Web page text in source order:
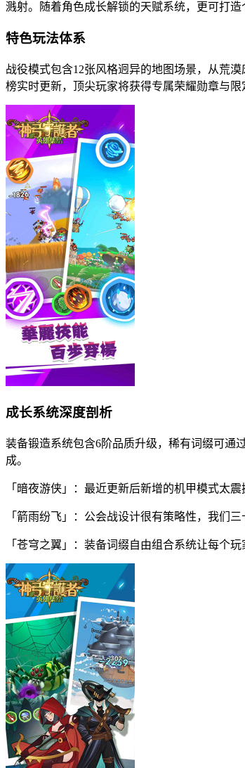
溅射。随着角色成长解锁的天赋系统，更可打造
特色玩法体系
战役模式包含12张风格迥异的地图场景，从荒
榜实时更新，顶尖玩家将获得专属荣耀勋章与限
成长系统深度剖析
装备锻造系统包含6阶品质升级，稀有词缀可通
成。
「暗夜游侠」：最近更新后新增的机甲模式太
「箭雨纷飞」：公会战设计很有策略性，我们
「苍穹之翼」：装备词缀自由组合系统让每个